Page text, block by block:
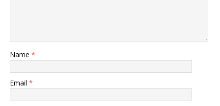
Name *
Email *